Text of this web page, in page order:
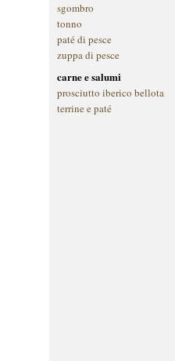
sgombro
tonno
paté di pesce
zuppa di pesce
carne e salumi
prosciutto iberico bellota
terrine e paté